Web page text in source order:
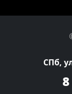
СПб,